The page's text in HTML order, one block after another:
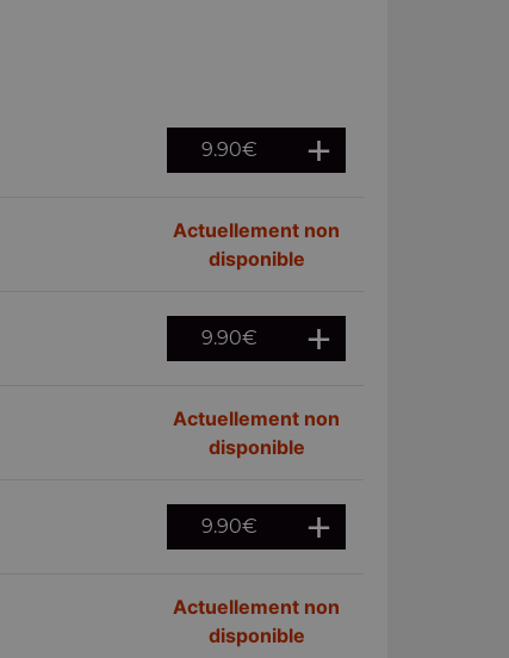
9.90€
Actuellement non
disponible
9.90€
Actuellement non
disponible
9.90€
Actuellement non
disponible